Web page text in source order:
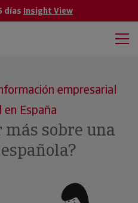
días Insight View
empresarial
en España
más sobre una